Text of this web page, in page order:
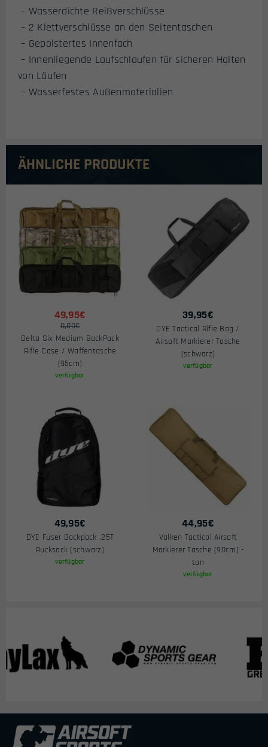
– Wasserdichte Reißverschlüsse
– 2 Klettverschlüsse an den Seitentaschen
– Gepolstertes Innenfach
– Innenliegende Laufschlaufen für sicheren Halten
von Läufen
– Wasserfestes Außenmaterialien
ÄHNLICHE PRODUKTE
49,95€
0,00€
Delta Six Medium BackPack
Rifle Case / Waffentasche
(95cm)
verfügbar
39,95€
DYE Tactical Rifle Bag /
Airsoft Markierer Tasche
(schwarz)
verfügbar
49,95€
DYE Fuser Backpack .25T
Rucksack (schwarz)
verfügbar
44,95€
Valken Tactical Airsoft
Markierer Tasche (90cm) -
tan
verfügbar